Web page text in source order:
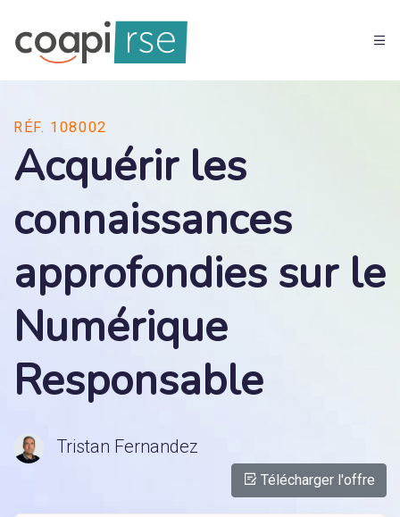
RÉF. 108002
Acquérir les
connaissances
approfondies sur le
Numérique
Responsable
Tristan Fernandez
Télécharger l'offre